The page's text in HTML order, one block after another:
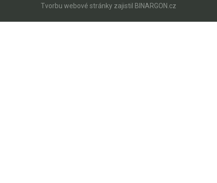
Tvorbu webové stránky zajistil BINARGON.cz